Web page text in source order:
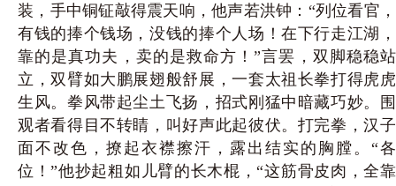
装，手中铜钲敲得震天响，他声若洪钟：“列位看官，
有钱的捧个钱场，没钱的捧个人场！在下行走江湖，
靠的是真功夫，卖的是救命方！”言罢，双脚稳稳站
立，双臂如大鹏展翅般舒展，一套太祖长拳打得虎虎
生风。拳风带起尘土飞扬，招式刚猛中暗藏巧妙。围
观者看得目不转睛，叫好声此起彼伏。打完拳，汉子
面不改色，撩起衣襟擦汗，露出结实的胸膛。 “各
位！”他抄起粗如儿臂的长木棍，“这筋骨皮肉，全靠